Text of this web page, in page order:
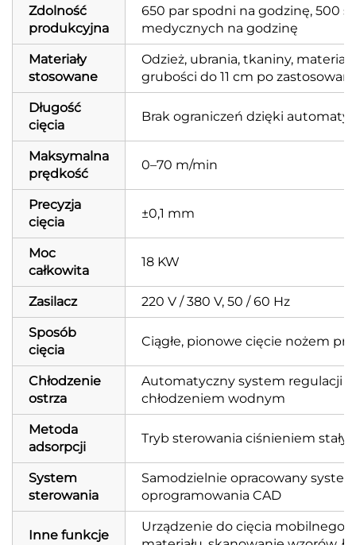
Zdolność
produkcyjna
650 par spodni na godzinę, 500
medycznych na godzinę
Materiały
stosowane
Odzież, ubrania, tkaniny,
grubości do 11 cm po
Długość
cięcia
Brak ograniczeń dzięki
Maksymalna
prędkość
0–70 m/min
Precyzja
cięcia
±0,1 mm
Moc
całkowita
18 KW
Zasilacz 220 V / 380 V, 50 / 60 Hz
Sposób
cięcia
Ciągłe, pionowe cięcie nożem
Chłodzenie
ostrza
Automatyczny system regulacji
chłodzeniem wodnym
Metoda
adsorpcji
Tryb sterowania ciśnieniem
System
sterowania
Samodzielnie opracowany
oprogramowania CAD
Inne funkcje
Urządzenie do cięcia